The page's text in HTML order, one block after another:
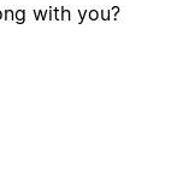
with you?